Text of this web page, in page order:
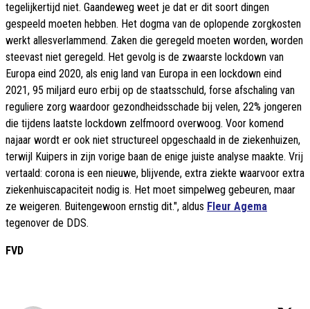
tegelijkertijd niet. Gaandeweg weet je dat er dit soort dingen
gespeeld moeten hebben. Het dogma van de oplopende zorgkosten
werkt allesverlammend. Zaken die geregeld moeten worden, worden
steevast niet geregeld. Het gevolg is de zwaarste lockdown van
Europa eind 2020, als enig land van Europa in een lockdown eind
2021, 95 miljard euro erbij op de staatsschuld, forse afschaling van
reguliere zorg waardoor gezondheidsschade bij velen, 22% jongeren
die tijdens laatste lockdown zelfmoord overwoog. Voor komend
najaar wordt er ook niet structureel opgeschaald in de ziekenhuizen,
terwijl Kuipers in zijn vorige baan de enige juiste analyse maakte. Vrij
vertaald: corona is een nieuwe, blijvende, extra ziekte waarvoor extra
ziekenhuiscapaciteit nodig is. Het moet simpelweg gebeuren, maar
ze weigeren. Buitengewoon ernstig dit.", aldus Fleur Agema
tegenover de DDS.
FVD